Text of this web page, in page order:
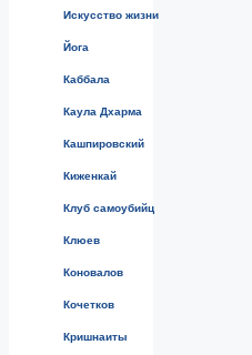
Искусство жизни
Йога
Каббала
Каула Дхарма
Кашпировский
Киженкай
Клуб самоубийц
Клюев
Коновалов
Кочетков
Кришнаиты